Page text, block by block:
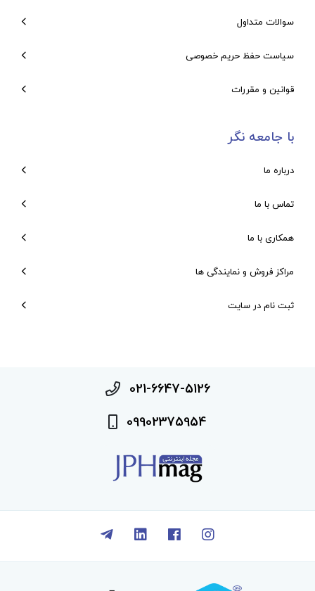
سوالات متداول
سیاست حفظ حریم خصوصی
قوانین و مقررات
با جامعه نگر
درباره ما
تماس با ما
همکاری با ما
مراکز فروش و نمایندگی ها
ثبت نام در سایت
021-6647-5126
09902375954